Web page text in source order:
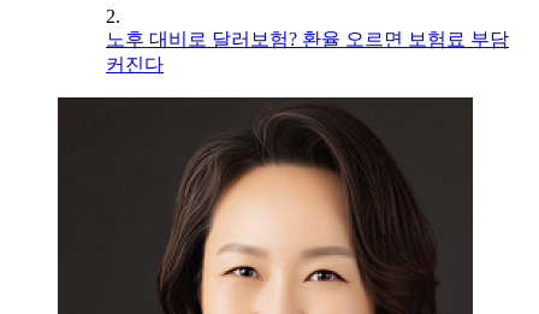
2.
노후 대비로 달러보험? 환율 오르면 보험료 부담
커진다